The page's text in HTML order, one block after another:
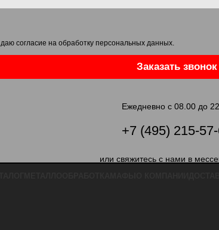
согласие на обработку персональных данных
Заказать звонок
Ежедневно с 08.00 до
+7 (495) 215-
или свяжитесь с нами в